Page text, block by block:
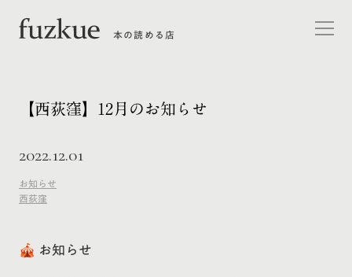
本の読める店
【西荻窪】12月のお知らせ
2022.12.01
お知らせ
西荻窪
🎪 お知らせ